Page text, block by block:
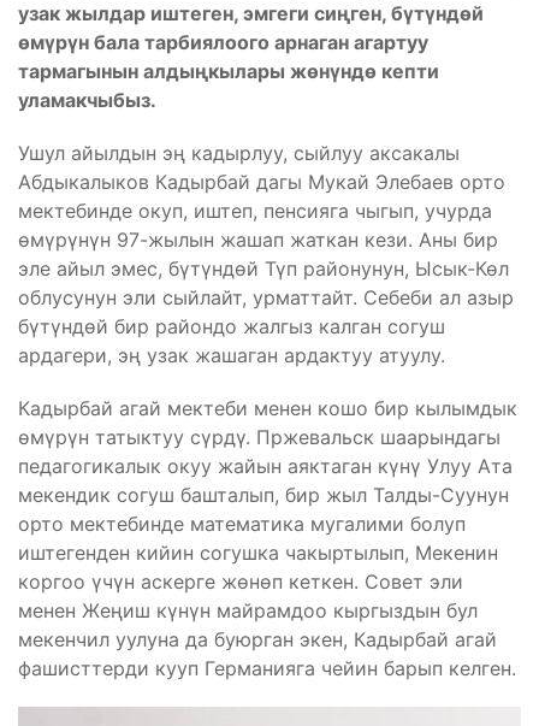
узак жылдар иштеген, эмгеги сиңген, бүтүндөй
өмүрүн бала тарбиялоого арнаган агартуу
тармагынын алдыңкылары жөнүндө кепти
уламакчыбыз.
Ушул айылдын эң кадырлуу, сыйлуу аксакалы
Абдыкалыков Кадырбай дагы Мукай Элебаев орто
мектебинде окуп, иштеп, пенсияга чыгып, учурда
өмүрүнүн 97-жылын жашап жаткан кези. Аны бир
эле айыл эмес, бүтүндөй Түп районунун, Ысык-Көл
облусунун эли сыйлайт, урматтайт. Себеби ал азыр
бүтүндөй бир райондо жалгыз калган согуш
ардагери, эң узак жашаган ардактуу атуулу.
Кадырбай агай мектеби менен кошо бир кылымдык
өмүрүн татыктуу сүрдү. Пржевальск шаарындагы
педагогикалык окуу жайын аяктаган күнү Улуу Ата
мекендик согуш башталып, бир жыл Талды-Суунун
орто мектебинде математика мугалими болуп
иштегенден кийин согушка чакыртылып, Мекенин
коргоо үчүн аскерге жөнөп кеткен. Совет эли
менен Жеңиш күнүн майрамдоо кыргыздын бул
мекенчил уулуна да буюрган экен, Кадырбай агай
фашисттерди кууп Германияга чейин барып келген.